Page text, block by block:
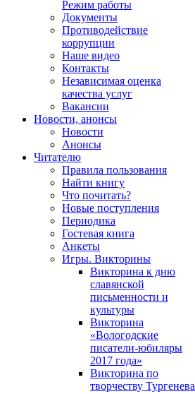
Режим работы
Документы
Противодействие
коррупции
Наше видео
Контакты
Независимая оценка
качества услуг
Вакансии
Новости, анонсы
Новости
Анонсы
Читателю
Правила пользования
Найти книгу
Что почитать?
Новые поступления
Периодика
Гостевая книга
Анкеты
Игры. Викторины
Викторина к дню
славянской
письменности и
культуры
Викторина
«Вологодские
писатели-юбиляры
2017 года»
Викторина по
творчеству Тургенева